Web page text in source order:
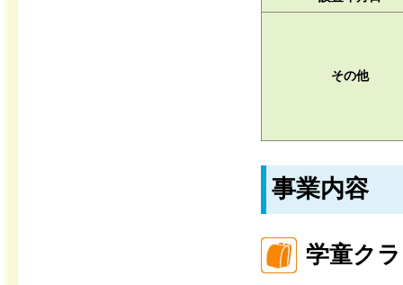
その他
事業内容
学童ク